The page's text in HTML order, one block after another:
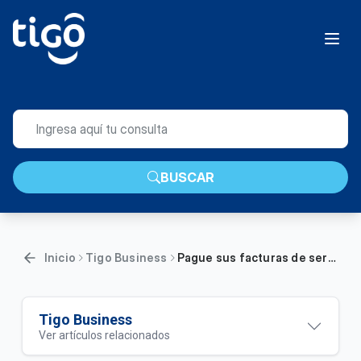
BUSCAR
Inicio Tigo Business Pague sus facturas de servicios fijos en Tigo Business Online | Empresas
Tigo Business
Ver artículos relacionados